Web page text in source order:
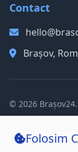
Contact
Brașov,
© 2026
Politica de
Folosim